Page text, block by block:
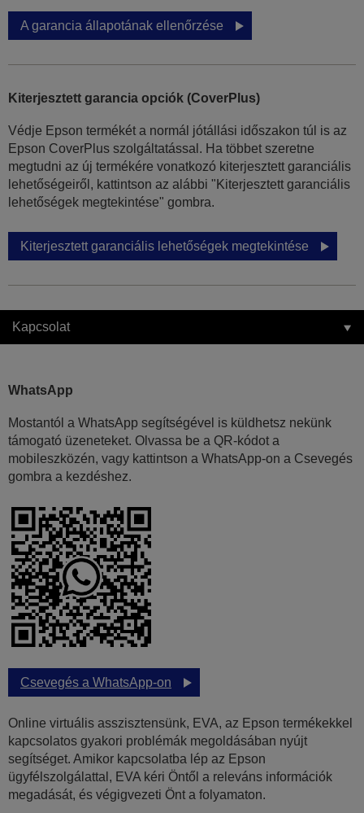
A garancia állapotának ellenőrzése
Kiterjesztett garancia opciók (CoverPlus)
Védje Epson termékét a normál jótállási időszakon túl is az
Epson CoverPlus szolgáltatással. Ha többet szeretne
megtudni az új termékére vonatkozó kiterjesztett garanciális
lehetőségeiről, kattintson az alábbi "Kiterjesztett garanciális
lehetőségek megtekintése" gombra.
Kiterjesztett garanciális lehetőségek megtekintése
Kapcsolat
WhatsApp
Mostantól a WhatsApp segítségével is küldhetsz nekünk
támogató üzeneteket. Olvassa be a QR-kódot a
mobileszközén, vagy kattintson a WhatsApp-on a Csevegés
gombra a kezdéshez.
Csevegés a WhatsApp-on
Online virtuális asszisztensünk, EVA, az Epson termékekkel
kapcsolatos gyakori problémák megoldásában nyújt
segítséget. Amikor kapcsolatba lép az Epson
ügyfélszolgálattal, EVA kéri Öntől a releváns információk
megadását, és végigvezeti Önt a folyamaton.